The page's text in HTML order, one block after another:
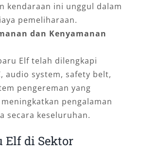
kendaraan ini unggul dalam
pemeliharaan.
dan Kenyamanan
Elf telah dilengkapi
audio system, safety belt,
pengereman yang
pengalaman
secara keseluruhan.
Elf di Sektor